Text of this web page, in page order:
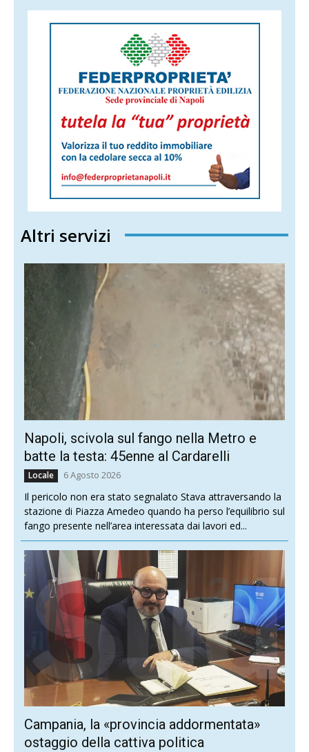
Altri servizi
Napoli, scivola sul fango nella Metro e
batte la testa: 45enne al Cardarelli
Locale 6 Agosto 2026
Il pericolo non era stato segnalato Stava attraversando la
stazione di Piazza Amedeo quando ha perso l’equilibrio sul
fango presente nell’area interessata dai lavori ed...
Campania, la «provincia addormentata»
ostaggio della cattiva politica